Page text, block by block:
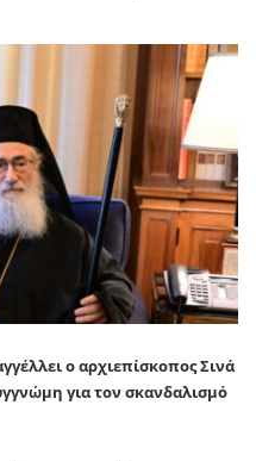
ο αρχιεπίσκοπος Σινά
για τον σκανδαλισμό